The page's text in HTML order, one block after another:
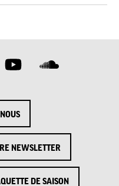
NEWSLETTER
DE SAISON